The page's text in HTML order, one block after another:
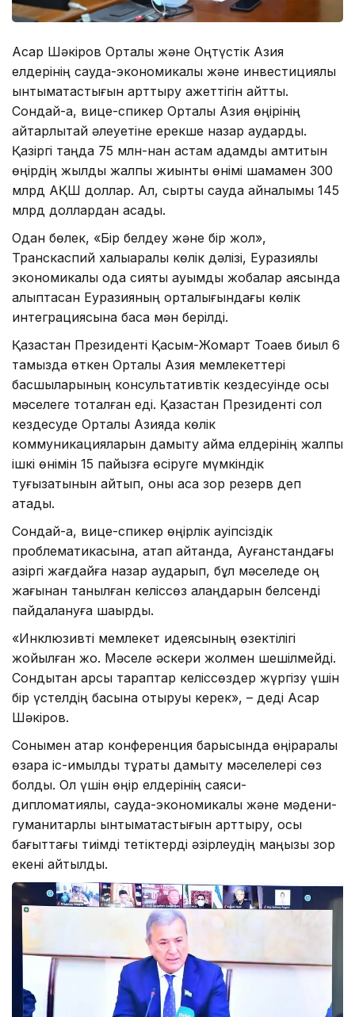
Асқар Шәкіров Орталық және Оңтүстік Азия
елдерінің сауда-экономикалық және инвестициялық
ынтымақтастығын арттыру қажеттігін айтты.
Сондай-ақ, вице-спикер Орталық Азия өңірінің
айтарлықтай әлеуетіне ерекше назар аударды.
Қазіргі таңда 75 млн-нан астам адамды қамтитын
өңірдің жылдық жалпы жиынтық өнімі шамамен 300
млрд АҚШ доллар. Ал, сыртқы сауда айналымы 145
млрд доллардан асады.
Одан бөлек, «Бір белдеу және бір жол»,
Транскаспий халықаралық көлік дәлізі, Еуразиялық
экономикалық одақ сияқты ауқымды жобалар аясында
қалыптасқан Еуразияның орталығындағы көлік
интеграциясына баса мән берілді.
Қазақстан Президенті Қасым-Жомарт Тоқаев биыл 6
тамызда өткен Орталық Азия мемлекеттері
басшыларының консультативтік кездесуінде осы
мәселеге тоқталған еді. Қазақстан Президенті сол
кездесуде Орталық Азияда көлік
коммуникацияларын дамыту аймақ елдерінің жалпы
ішкі өнімін 15 пайызға өсіруге мүмкіндік
туғызатынын айтып, оны аса зор резерв деп
атады.
Сондай-ақ, вице-спикер өңірлік қауіпсіздік
проблематикасына, атап айтқанда, Ауғанстандағы
қазіргі жағдайға назар аударып, бұл мәселеде оң
жағынан танылған келіссөз алаңдарын белсенді
пайдалануға шақырды.
«Инклюзивті мемлекет идеясының өзектілігі
жойылған жоқ. Мәселе әскери жолмен шешілмейді.
Сондықтан қарсы тараптар келіссөздер жүргізу үшін
бір үстелдің басына отыруы керек», – деді Асқар
Шәкіров.
Сонымен қатар конференция барысында өңіраралық
өзара іс-қимылды тұрақты дамыту мәселелері сөз
болды. Ол үшін өңір елдерінің саяси-
дипломатиялық, сауда-экономикалық және мәдени-
гуманитарлық ынтымақтастығын арттыру, осы
бағыттағы тиімді тетіктерді әзірлеудің маңызы зор
екені айтылды.